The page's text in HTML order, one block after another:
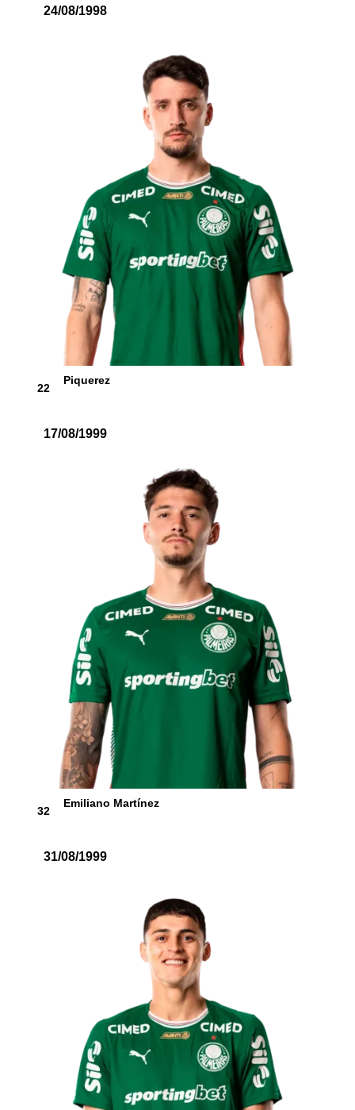
24/08/1998
22
Piquerez
17/08/1999
32
Emiliano Martínez
31/08/1999